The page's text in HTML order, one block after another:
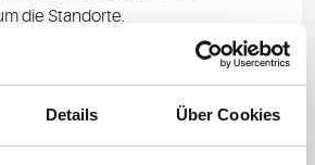
Details Über Cookies
die Standorte.